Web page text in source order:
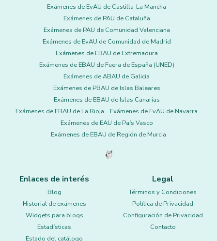
Exámenes de EvAU de Castilla-La Mancha
Exámenes de PAU de Cataluña
Exámenes de PAU de Comunidad Valenciana
Exámenes de EvAU de Comunidad de Madrid
Exámenes de EBAU de Extremadura
Exámenes de EBAU de Fuera de España (UNED)
Exámenes de ABAU de Galicia
Exámenes de PBAU de Islas Baleares
Exámenes de EBAU de Islas Canarias
Exámenes de EBAU de La Rioja
Exámenes de EvAU de Navarra
Exámenes de EAU de País Vasco
Exámenes de EBAU de Región de Murcia
Enlaces de interés
Blog
Historial de exámenes
Widgets para blogs
Estadísticas
Estado del catálogo
Legal
Términos y Condiciones
Política de Privacidad
Configuración de Privacidad
Contacto